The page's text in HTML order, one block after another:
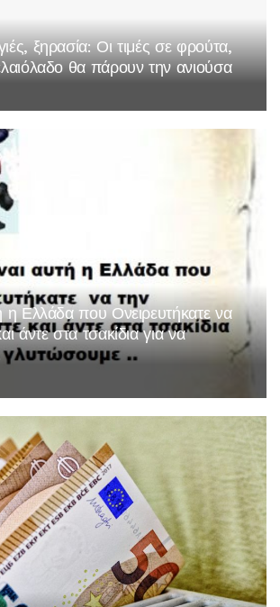
ξηρασία: Οι τιμές σε φρούτα,
θα πάρουν την ανιούσα
η Ελλάδα που Ονειρευτήκατε να
άντε στα τσακίδια για να